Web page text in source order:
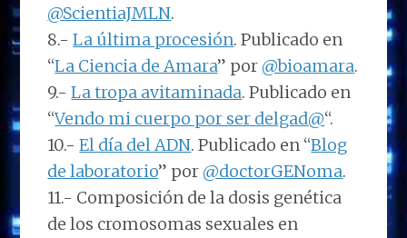
@ScientiaJMLN.
8.-La última procesión. Publicado en
“La Ciencia de Amara” por @bioamara.
9.-La tropa avitaminada. Publicado en
“Vendo mi cuerpo por ser delgad@“.
10.-El día del ADN. Publicado en “Blog
de laboratorio” por @doctorGENoma.
11.- Composición de la dosis genética
de los cromosomas sexuales en